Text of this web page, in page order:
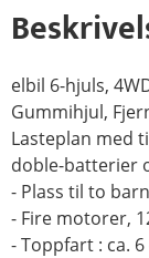
elbil 6-hjuls,
Gummihjul,
Lasteplan med
doble-batterier
- Plass til to
- Fire motorer,
- Toppfart : ca.